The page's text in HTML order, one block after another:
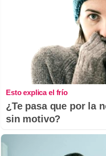
Esto explica el frío
¿Te pasa que por la
sin motivo?